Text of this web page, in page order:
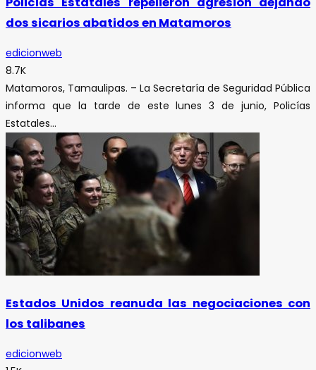
dos sicarios abatidos en Matamoros
edicionweb
8.7K
Matamoros, Tamaulipas. – La Secretaría de Seguridad Pública
informa que la tarde de este lunes 3 de junio, Policías
Estatales...
Estados Unidos reanuda las negociaciones con
los talibanes
edicionweb